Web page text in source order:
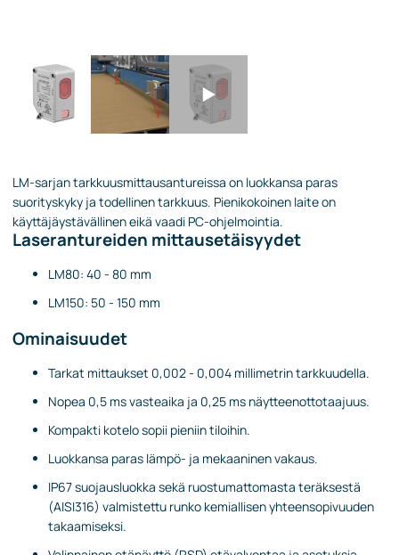
LM-sarjan tarkkuusmittausantureissa on luokkansa paras
suorityskyky ja todellinen tarkkuus. Pienikokoinen laite on
käyttäjäystävällinen eikä vaadi PC-ohjelmointia.
Laserantureiden mittausetäisyydet
LM80: 40 - 80 mm
LM150: 50 - 150 mm
Ominaisuudet
Tarkat mittaukset 0,002 - 0,004 millimetrin tarkkuudella.
Nopea 0,5 ms vasteaika ja 0,25 ms näytteenottotaajuus.
Kompakti kotelo sopii pieniin tiloihin.
Luokkansa paras lämpö- ja mekaaninen vakaus.
IP67 suojausluokka sekä ruostumattomasta teräksestä
(AISI316) valmistettu runko kemiallisen yhteensopivuuden
takaamiseksi.